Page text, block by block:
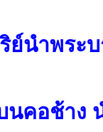
ย์นำพระ
คอช้าง